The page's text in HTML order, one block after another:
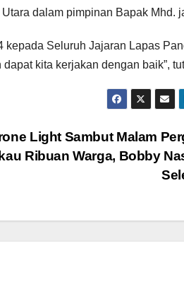
dalam pimpinan Bapak Mhd.
Seluruh Jajaran Lapas
kita kerjakan dengan baik”,
Light Sambut Malam
Ribuan Warga, Bobby